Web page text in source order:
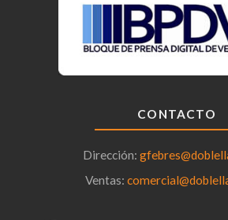
CONTACTO
Dirección:
Ventas: